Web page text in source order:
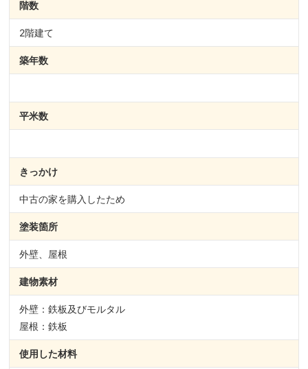
階数
2階建て
築年数
平米数
きっかけ
中古の家を購入したため
塗装箇所
外壁、屋根
建物素材
外壁：鉄板及びモルタル
屋根：鉄板
使用した材料